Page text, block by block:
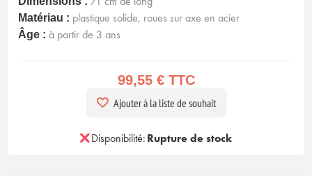
Matériau : plastique solide, roues sur axe en acier
Âge : à partir de 3 ans
99,55 € TTC
Ajouter à la liste de souhait
Disponibilité: Rupture de stock